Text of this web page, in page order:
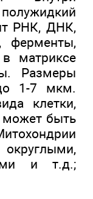
РНК, ДНК,
ферменты,
матриксе
Размеры
1-7 мкм.
клетки,
может быть
и т.д.;